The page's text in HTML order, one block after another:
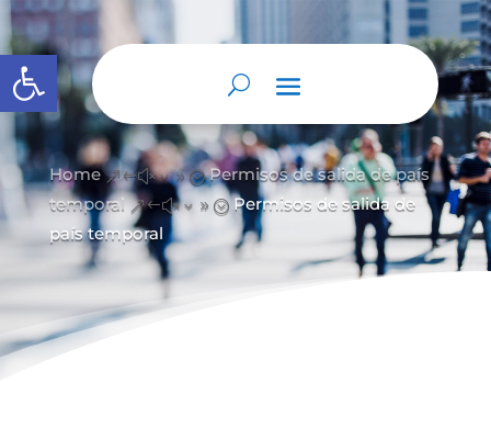
Abrir barra de herramientas
Home &#x39; Permisos de salida de país
temporal &#x39; Permisos de salida de
país temporal